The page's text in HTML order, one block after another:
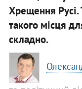
Хрещення Русі.
такого місця
складно.